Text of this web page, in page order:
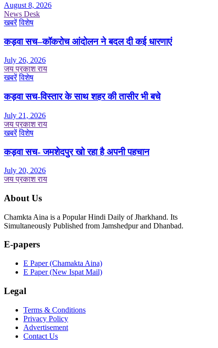
August 8, 2026
News Desk
खबरें विशेष
कड़वा सच–कॉकरोच आंदोलन ने बदल दी कई धारणाएं
July 26, 2026
जय प्रकाश राय
खबरें विशेष
कड़वा सच-विस्तार के साथ शहर की तासीर भी बचे
July 21, 2026
जय प्रकाश राय
खबरें विशेष
कड़वा सच- जमशेदपुर खो रहा है अपनी पहचान
July 20, 2026
जय प्रकाश राय
About Us
Chamkta Aina is a Popular Hindi Daily of Jharkhand. Its
Simultaneously Published from Jamshedpur and Dhanbad.
E-papers
E Paper (Chamakta Aina)
E Paper (New Ispat Mail)
Legal
Terms & Conditions
Privacy Policy
Advertisement
Contact Us